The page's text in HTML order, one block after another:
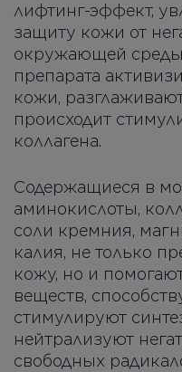
лифтинг-эффект,
защиту кожи от
окружающей
препарата
кожи,
происходит
коллагена.
Содержащиеся в
аминокислоты,
соли кремния,
калия, не только
кожу, но и
веществ,
стимулируют
нейтрализуют
свободных